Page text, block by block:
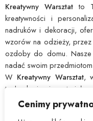
Cenimy
Kreatywny Warsztat to
kreatywności i
nadruków i dekoracji,
wzorów na odzieży,
ozdoby do domu. Nasze
nadać swoim
W Kreatywny Warsztat,
technologie i materiały
zagwarantować
narzędzia, byś mógł